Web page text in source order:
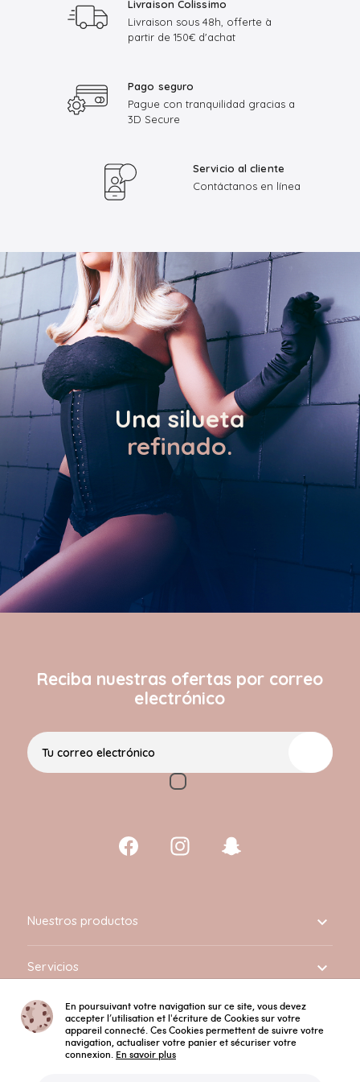
Livraison Colissimo
Livraison sous 48h, offerte à
partir de 150€ d'achat
Pago seguro
Pague con tranquilidad gracias a
3D Secure
Servicio al cliente
Contáctanos en línea
Una silueta
refinado.
Reciba nuestras ofertas por correo
electrónico
Tu correo electrónico
Nuestros productos 
Servicios 
InformaciónEn poursuivant votre navigation sur ce site, vous devez
accepter l’utilisation et l'écriture de Cookies sur votre
appareil connecté. Ces Cookies permettent de suivre votre
navigation, actualiser votre panier et sécuriser votre
connexion. En savoir plus
Español